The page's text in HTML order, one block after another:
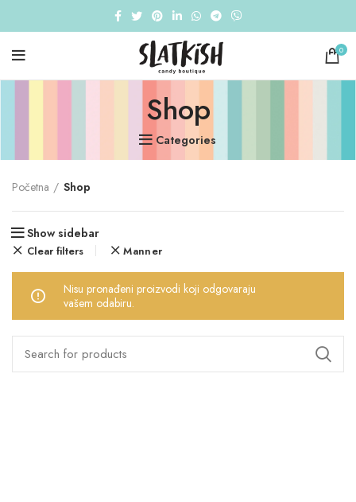
0
Shop
Categories
Početna Shop
Show sidebar
Clear filters Manner
Nisu pronađeni proizvodi koji odgovaraju
vašem odabiru.